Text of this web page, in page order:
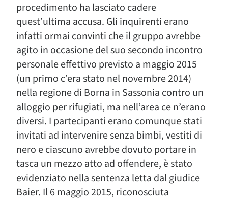
procedimento ha lasciato cadere
quest’ultima accusa. Gli inquirenti erano
infatti ormai convinti che il gruppo avrebbe
agito in occasione del suo secondo incontro
personale effettivo previsto a maggio 2015
(un primo c’era stato nel novembre 2014)
nella regione di Borna in Sassonia contro un
alloggio per rifugiati, ma nell’area ce n’erano
diversi. I partecipanti erano comunque stati
invitati ad intervenire senza bimbi, vestiti di
nero e ciascuno avrebbe dovuto portare in
tasca un mezzo atto ad offendere, è stato
evidenziato nella sentenza letta dal giudice
Baier. Il 6 maggio 2015, riconosciuta